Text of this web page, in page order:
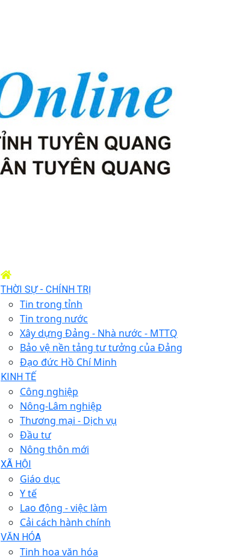
THỜI SỰ - CHÍNH TRỊ
Tin trong tỉnh
Tin trong nước
Xây dựng Đảng - Nhà nước - MTTQ
Bảo vệ nền tảng tư tưởng của Đảng
Đạo đức Hồ Chí Minh
KINH TẾ
Công nghiệp
Nông-Lâm nghiệp
Thương mại - Dịch vụ
Đầu tư
Nông thôn mới
XÃ HỘI
Giáo dục
Y tế
Lao động - việc làm
Cải cách hành chính
VĂN HÓA
Tinh hoa văn hóa